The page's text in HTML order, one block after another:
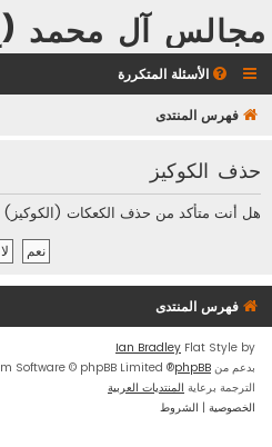
مجالس آل محمد
الأسئلة المتكررة
فهرس المنتدى
حذف الكوكيز
هل أنت متأكد من حذف الكعكات (الكوكيز)
فهرس المنتدى
Flat Style by
Ian Bradley
بدعم من phpBB
® Forum Software © phpBB Limited
الترجمة برعاية المنتديات العربية
الخصوصية | الشروط